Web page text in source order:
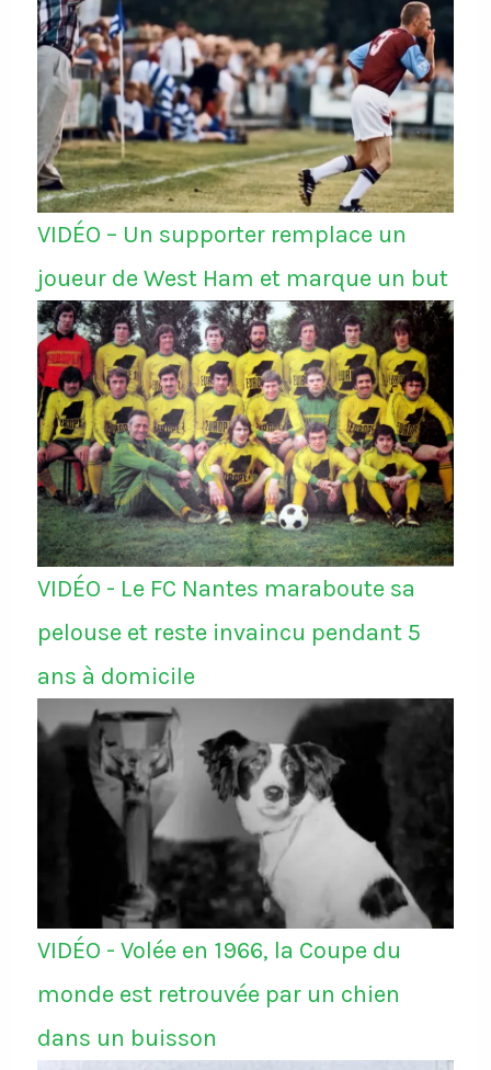
VIDÉO – Un supporter remplace un
joueur de West Ham et marque un but
VIDÉO - Le FC Nantes maraboute sa
pelouse et reste invaincu pendant 5
ans à domicile
VIDÉO - Volée en 1966, la Coupe du
monde est retrouvée par un chien
dans un buisson